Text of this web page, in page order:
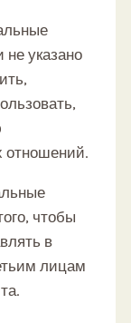
указано
отношений.
чтобы
в
лицам